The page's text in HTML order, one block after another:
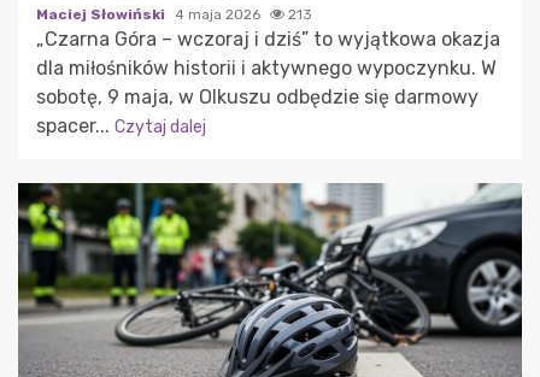
Maciej Słowiński 4 maja 2026 213
„Czarna Góra – wczoraj i dziś” to wyjątkowa okazja
dla miłośników historii i aktywnego wypoczynku. W
sobotę, 9 maja, w Olkuszu odbędzie się darmowy
spacer... Czytaj dalej